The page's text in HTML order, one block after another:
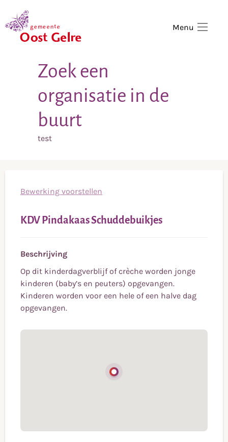
Menu
Zoek een
organisatie in de
buurt
test
Bewerking voorstellen
KDV Pindakaas Schuddebuikjes
Beschrijving
Op dit kinderdagverblijf of crèche worden jonge
kinderen (baby’s en peuters) opgevangen.
Kinderen worden voor een hele of een halve dag
opgevangen.